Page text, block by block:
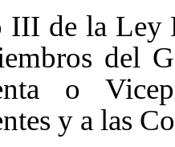
III de la Ley
del
o
y a las